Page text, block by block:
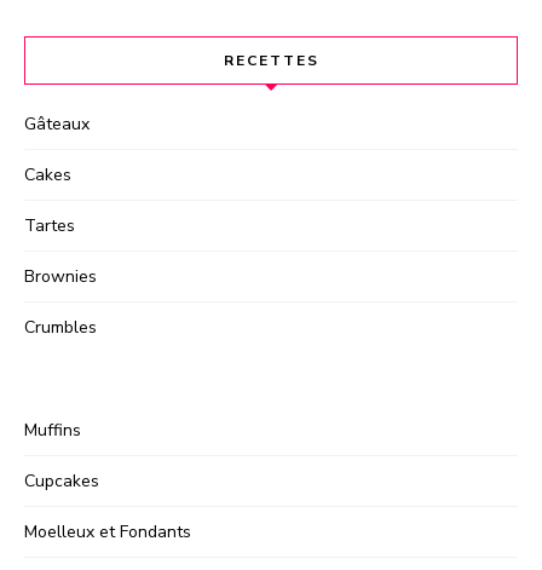
RECETTES
Gâteaux
Cakes
Tartes
Brownies
Crumbles
Muffins
Cupcakes
Moelleux et Fondants